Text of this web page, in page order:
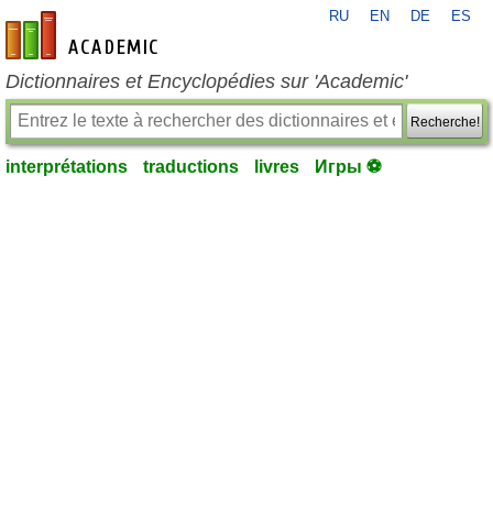
fr-academic.com
RU EN DE ES
Dictionnaires et Encyclopédies sur 'Academic'
Recherche!
interprétations traductions livres Игры ⚽